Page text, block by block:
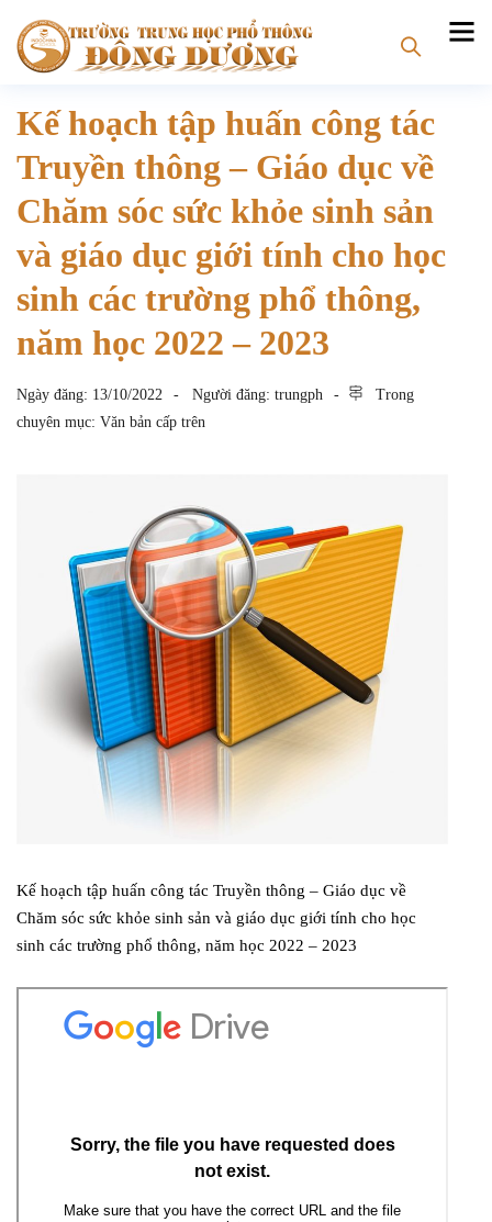
Kế hoạch tập huấn công tác
Truyền thông – Giáo dục về
Chăm sóc sức khỏe sinh sản
và giáo dục giới tính cho học
sinh các trường phổ thông,
năm học 2022 – 2023
Ngày đăng: 13/10/2022 Người đăng: trungph
Trong
chuyên mục: Văn bản cấp trên
Kế hoạch tập huấn công tác Truyền thông – Giáo dục về
Chăm sóc sức khỏe sinh sản và giáo dục giới tính cho học
sinh các trường phổ thông, năm học 2022 – 2023